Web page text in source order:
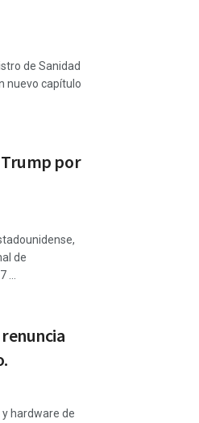
de Sanidad
nuevo capítulo
Trump por
de
hardware de